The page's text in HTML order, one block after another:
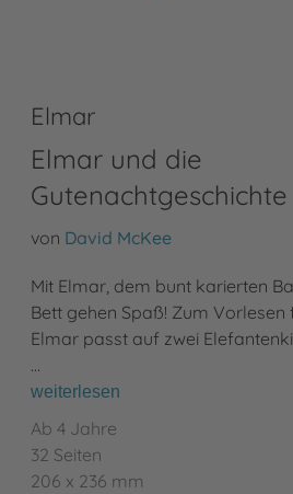
Elmar
Elmar und die
Gutenachtgeschichte
von David McKee
Mit Elmar, dem bunt karierten
Bett gehen Spaß! Zum Vorlesen
Elmar passt auf zwei
…
weiterlesen
Ab 4 Jahre
32 Seiten
206 x 236 mm